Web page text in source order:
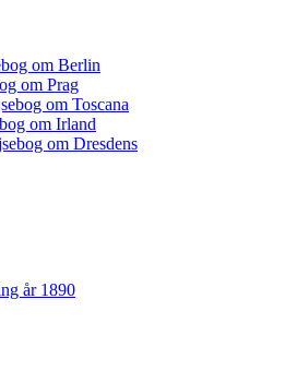
om Berlin
om Prag
om Toscana
om Irland
om Dresdens